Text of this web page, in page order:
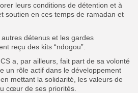
leurs conditions de détention et à
soutien en ces temps de ramadan et
détenus et les gardes
reçu des kits “ndogou”.
a, par ailleurs, fait part de sa volonté
un rôle actif dans le développement
mettant la solidarité, les valeurs de
cœur de ses priorités.